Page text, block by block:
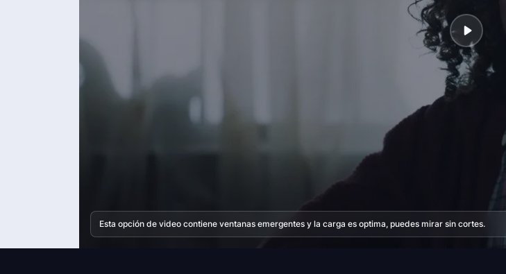
Esta opción de video contiene ventanas emergentes y la carga es optima, puedes mirar sin cortes.